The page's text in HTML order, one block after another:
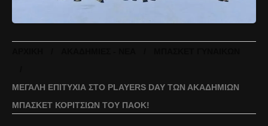
ΜΕΓΆΛΗ ΕΠΙΤΥΧΊΑ ΣΤΟ PLAYERS DAY ΤΩΝ ΑΚΑΔΗΜΙΏΝ
ΜΠΆΣΚΕΤ ΚΟΡΙΤΣΙΏΝ ΤΟΥ ΠΑΟΚ!